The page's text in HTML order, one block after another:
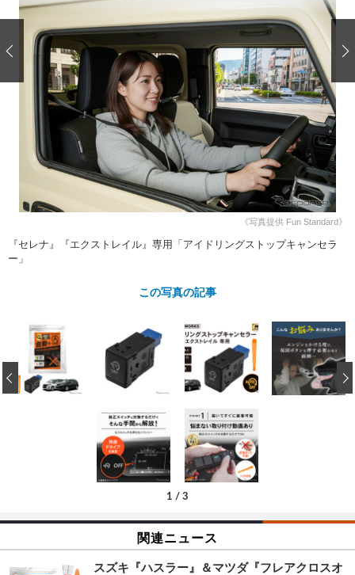
ストップ！不具合修理＆粗悪修理
鈑金・塗装
洗車
ヘッドライト磨き コーティング
フィルム・ラッピング
鈑金・塗装
小キズ直し 防錆
特集記事
ストップ 不具合修理＆粗悪修理
カーメーカー「旧車」関連プロジェ
クト
コラム
ショップ紹介
ショップレポート プロショップ検索
レストア
カーメーカー「旧車」関連プロジ
ェクト
コラム
インタビュー
イベント
イベント告知 イベントレポート
《写真提供 Fun Standard》
『セレナ』『エクストレイル』専用「アイドリングストップキャンセラ
ー」
この写真の記事
1 / 3
‹
関連ニュース
スズキ『ハスラー』＆マツダ『フレアクロスオ